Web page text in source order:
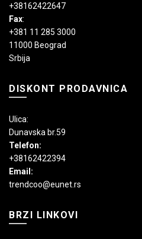
+38162422647
Fax:
+381 11 285 3000
11000 Beograd
Srbija
DISKONT PRODAVNICA
Ulica:
Dunavska br.59
Telefon:
+38162422394
Email:
trendcoo@eunet.rs
BRZI LINKOVI